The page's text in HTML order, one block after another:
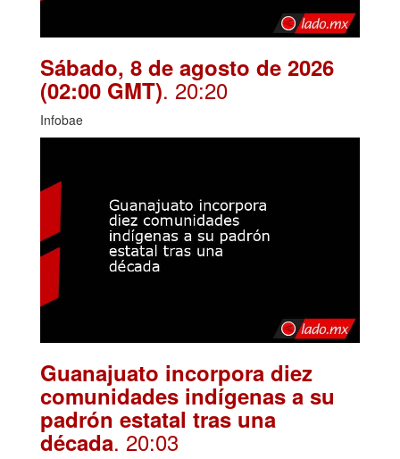
Sábado, 8 de agosto de 2026
(02:00 GMT). 20:20
Infobae
Guanajuato incorpora diez
comunidades indígenas a su
padrón estatal tras una
década. 20:03